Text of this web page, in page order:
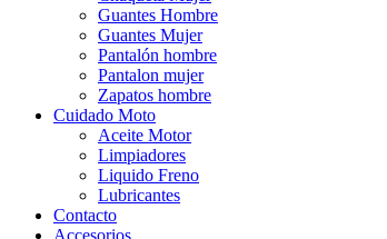
Guantes Hombre
Guantes Mujer
Pantalón hombre
Pantalon mujer
Zapatos hombre
Cuidado Moto
Aceite Motor
Limpiadores
Liquido Freno
Lubricantes
Contacto
Accesorios